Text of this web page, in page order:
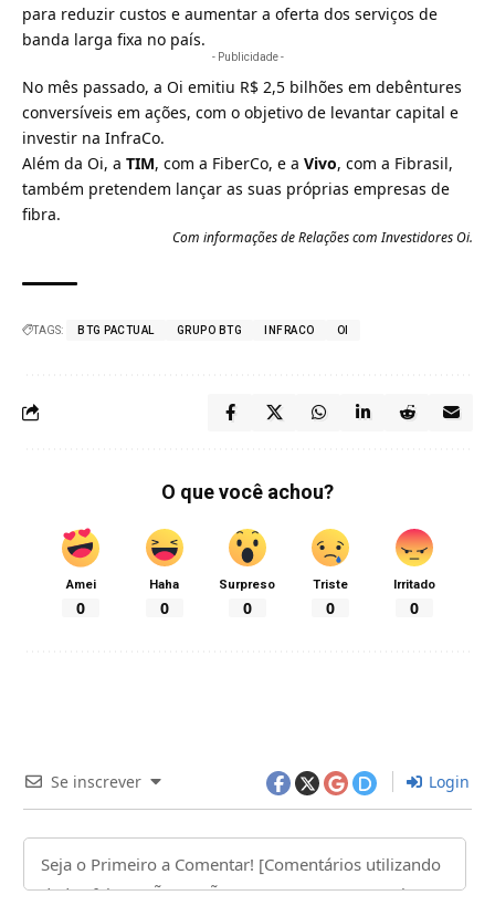
para reduzir custos e aumentar a oferta dos serviços de
banda larga fixa no país.
- Publicidade -
No mês passado, a Oi emitiu R$ 2,5 bilhões em debêntures
conversíveis em ações, com o objetivo de levantar capital e
investir na InfraCo.
Além da Oi, a TIM, com a FiberCo, e a Vivo, com a Fibrasil,
também pretendem lançar as suas próprias empresas de
fibra.
Com informações de Relações com Investidores Oi.
TAGS: BTG PACTUAL GRUPO BTG INFRACO OI
O que você achou?
Amei
0
Haha
0
Surpreso
0
Triste
0
Irritado
0
Se inscrever Login